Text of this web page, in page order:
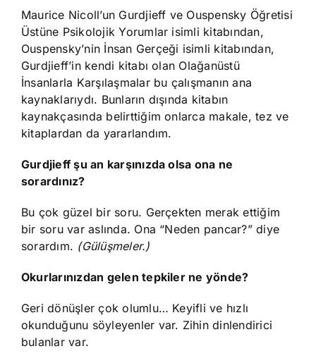
Maurice Nicoll’un Gurdjieff ve Ouspensky Öğretisi
Üstüne Psikolojik Yorumlar isimli kitabından,
Ouspensky’nin İnsan Gerçeği isimli kitabından,
Gurdjieff’in kendi kitabı olan Olağanüstü
İnsanlarla Karşılaşmalar bu çalışmanın ana
kaynaklarıydı. Bunların dışında kitabın
kaynakçasında belirttiğim onlarca makale, tez ve
kitaplardan da yararlandım.
Gurdjieff şu an karşınızda olsa ona ne
sorardınız?
Bu çok güzel bir soru. Gerçekten merak ettiğim
bir soru var aslında. Ona “Neden pancar?” diye
sorardım. (Gülüşmeler.)
Okurlarınızdan gelen tepkiler ne yönde?
Geri dönüşler çok olumlu… Keyifli ve hızlı
okunduğunu söyleyenler var. Zihin dinlendirici
bulanlar var.